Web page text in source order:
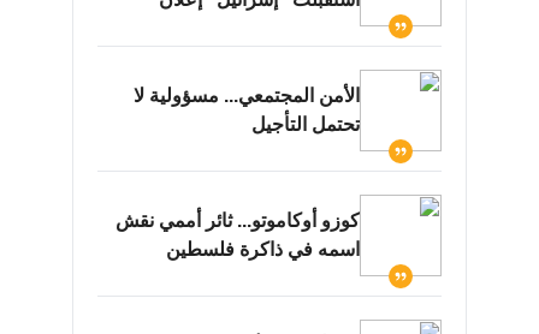
كوزو أوكاموتو... ثائر أممي نقش
اسمه في ذاكرة فلسطين
مؤرّخٌ صهيونيٌّ: “انتهى عصر
العالم أحادي القطب بقيادة